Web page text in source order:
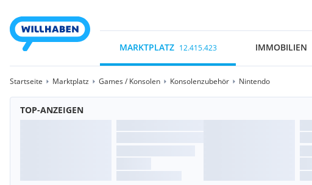
MARKTPLATZ 12.415.423 IMMOBILIEN
Startseite Marktplatz Games / Konsolen Konsolenzubehör Nintendo
TOP-ANZEIGEN